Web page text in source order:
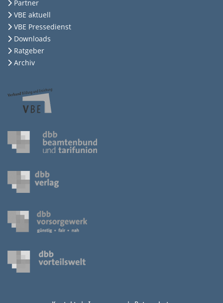
Partner
VBE aktuell
VBE Pressedienst
Downloads
Ratgeber
Archiv